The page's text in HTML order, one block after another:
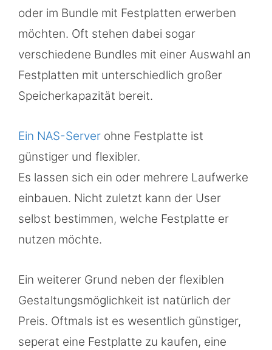
oder im Bundle mit Festplatten erwerben
möchten. Oft stehen dabei sogar
verschiedene Bundles mit einer Auswahl an
Festplatten mit unterschiedlich großer
Speicherkapazität bereit.
Ein NAS-Server ohne Festplatte ist
günstiger und flexibler.
Es lassen sich ein oder mehrere Laufwerke
einbauen. Nicht zuletzt kann der User
selbst bestimmen, welche Festplatte er
nutzen möchte.
Ein weiterer Grund neben der flexiblen
Gestaltungsmöglichkeit ist natürlich der
Preis. Oftmals ist es wesentlich günstiger,
seperat eine Festplatte zu kaufen, eine